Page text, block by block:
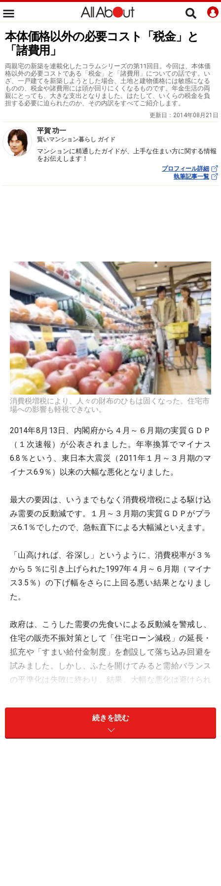
本体価格以外の必要コスト「税金」と
「諸費用」
両親宅の新築を連載化したコラムシリーズの第11回目。今回は、本体価
格以外の必要コストである「税金」と「諸費用」についての話です。い
ざ、一戸建てを新築しようとした場合、土地と建物価格には敏感になる
ものの、税金や諸費用には頭が回りにくくなるものです。年金生活の両
親にとっても、大きな支出となりました。はたして、いくらの税金を負
担する必要に迫られたのか、その内訳をすべてご紹介します。
更新日： 2014年08月21日
平賀 功一
賢いマンション暮らし ガイド
マンションに精通したガイドが、上手な住まい方に関する情報
をお伝えします！
プロフィール詳細
執筆記事一覧
消費税増税により、人々の財布のひもは固くなった。住宅市
場への影響も軽視できない。
2014年8月13日、内閣府から４月～６月期の実質ＧＤＰ
（１次速報）が公表されました。年率換算でマイナス
6.8％という、東日本大震災（2011年１月～３月期のマ
イナス6.9％）以来の大幅な悪化となりました。
最大の要因は、いうまでもなく消費税増税による駆け込
み需要の反動減です。１月～３月期の実質ＧＤＰがプラ
ス6.1％でしたので、急転直下による大幅減といえます。
「山高ければ、谷深し」というように、消費税率が３％
から５％に引き上げられた1997年４月～６月期（マイナ
ス3.5％）の下げ幅をさらに上回る悪い結果となりまし
た。
政府は、こうした需要の先食いによる反動減を警戒し、
住宅の販売不振対策として「住宅ローン減税」の延長・
拡充や「すまい給付金制度」を創設して落ち込み回避を
試みました。しかし、ふたを開けてみると需給バランス
の平準化は失敗に終わり、結果、大幅な悪化は避けられ
受注は大幅に落ち込んでおり、今年３月から新設住宅着
工戸数は４カ月連続で前年同月比マイナスが続いていま
続きを読む